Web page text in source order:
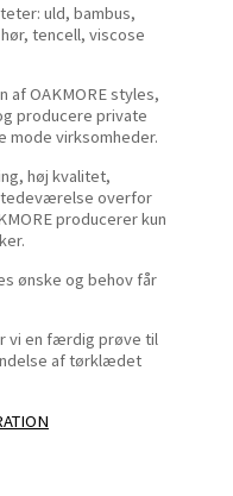
uld, bambus,
tencell, viscose
af OAKMORE styles,
producere private
mode virksomheder.
høj kvalitet,
overfor
producerer kun
ønske og behov får
vi en færdig prøve til
af tørklædet